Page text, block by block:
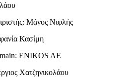
Μάνος Νιφλής
Κασίμη
ENIKOS AE
Χατζηνικολάου